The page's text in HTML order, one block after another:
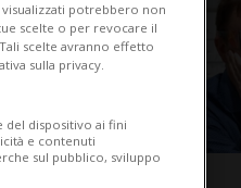
CANTONE
potrebbero non
scelte o per revocare il
scelte avranno effetto
sulla privacy.
del dispositivo ai fini
e contenuti
sul pubblico, sviluppo